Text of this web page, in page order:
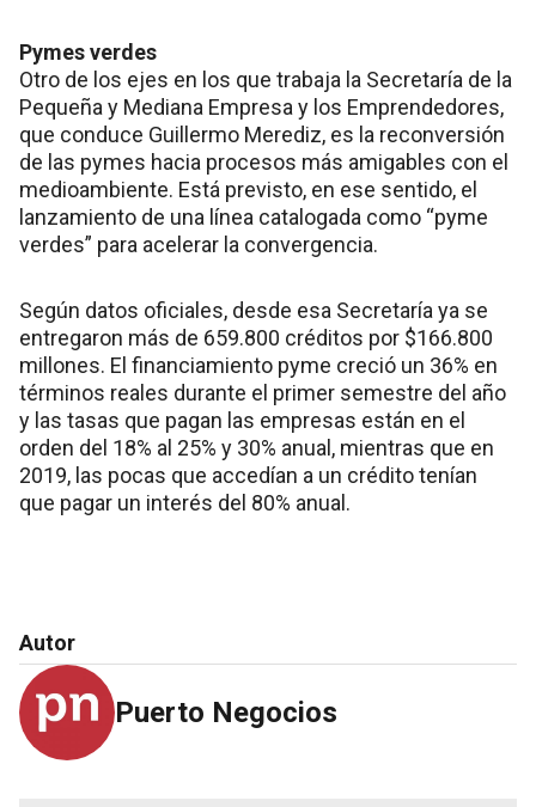
Pymes verdes
Otro de los ejes en los que trabaja la Secretaría de la
Pequeña y Mediana Empresa y los Emprendedores,
que conduce Guillermo Merediz, es la reconversión
de las pymes hacia procesos más amigables con el
medioambiente. Está previsto, en ese sentido, el
lanzamiento de una línea catalogada como “pyme
verdes” para acelerar la convergencia.
Según datos oficiales, desde esa Secretaría ya se
entregaron más de 659.800 créditos por $166.800
millones. El financiamiento pyme creció un 36% en
términos reales durante el primer semestre del año
y las tasas que pagan las empresas están en el
orden del 18% al 25% y 30% anual, mientras que en
2019, las pocas que accedían a un crédito tenían
que pagar un interés del 80% anual.
Autor
Puerto Negocios